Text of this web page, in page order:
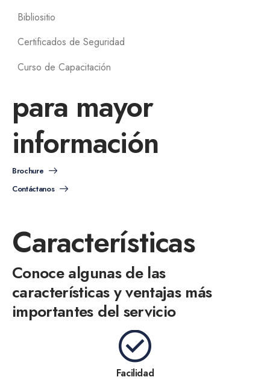
Bibliositio
Certificados de Seguridad
Curso de Capacitación
para mayor
información
Brochure
Contáctanos
Características
Conoce algunas de las
características y ventajas más
importantes del servicio
Facilidad